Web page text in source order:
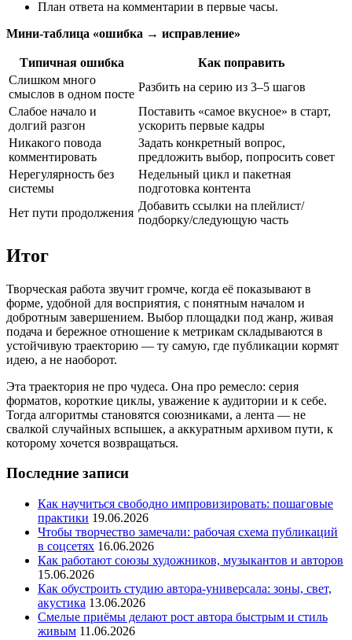
План ответа на комментарии в первые часы.
Мини‑таблица «ошибка → исправление»
Типичная ошибка
Как поправить
Слишком много
смыслов в одном посте
Разбить на серию из 3–5 шагов
Слабое начало и
долгий разгон
Поставить «самое вкусное» в старт,
ускорить первые кадры
Никакого повода
комментировать
Задать конкретный вопрос,
предложить выбор, попросить совет
Нерегулярность без
системы
Недельный цикл и пакетная
подготовка контента
Нет пути продолжения
Добавить ссылки на плейлист/
подборку/следующую часть
Итог
Творческая работа звучит громче, когда её показывают в
форме, удобной для восприятия, с понятным началом и
добротным завершением. Выбор площадки под жанр, живая
подача и бережное отношение к метрикам складываются в
устойчивую траекторию — ту самую, где публикации кормят
идею, а не наоборот.
Эта траектория не про чудеса. Она про ремесло: серия
форматов, короткие циклы, уважение к аудитории и к себе.
Тогда алгоритмы становятся союзниками, а лента — не
свалкой случайных вспышек, а аккуратным архивом пути, к
которому хочется возвращаться.
Последние записи
Как научиться свободно импровизировать: пошаговые
практики 19.06.2026
Чтобы творчество замечали: рабочая схема публикаций
в соцсетях 16.06.2026
Как работают союзы художников, музыкантов и авторов
15.06.2026
Как обустроить студию автора‑универсала: зоны, свет,
акустика 13.06.2026
Смелые приёмы делают рост автора быстрым и стиль
живым 11.06.2026